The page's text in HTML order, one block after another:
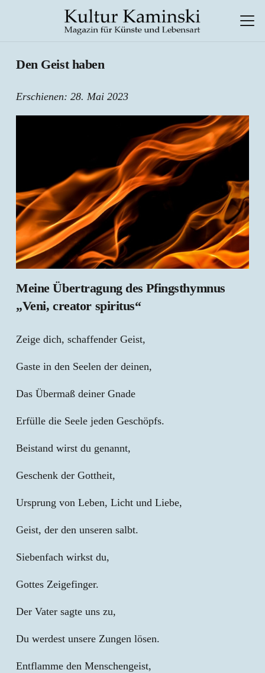
Den Geist haben
Erschienen: 28. Mai 2023
Meine Übertragung des Pfingsthymnus
„Veni, creator spiritus“
Zeige dich, schaffender Geist,
Gaste in den Seelen der deinen,
Das Übermaß deiner Gnade
Erfülle die Seele jeden Geschöpfs.
Beistand wirst du genannt,
Geschenk der Gottheit,
Ursprung von Leben, Licht und Liebe,
Geist, der den unseren salbt.
Siebenfach wirkst du,
Gottes Zeigefinger.
Der Vater sagte uns zu,
Du werdest unsere Zungen lösen.
Entflamme den Menschengeist,